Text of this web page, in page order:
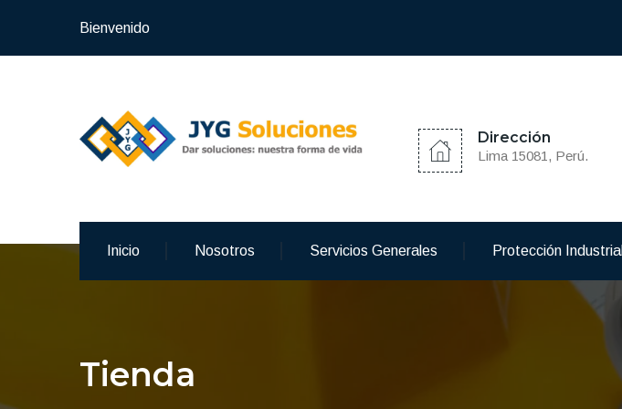
Bienvenido
Dirección
Lima 15081, Perú.
Inicio Nosotros Servicios Generales Protección Industrial
Tienda